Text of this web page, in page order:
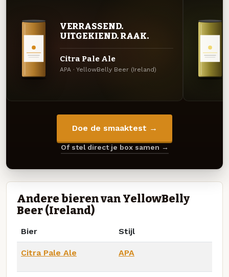
VERRASSEND.
UITGEKIEND. RAAK.
Citra Pale Ale
APA · YellowBelly Beer (Ireland)
Doe de smaaktest →
Of stel direct je box samen →
Andere bieren van YellowBelly
Beer (Ireland)
Bier Stijl
Citra Pale Ale APA